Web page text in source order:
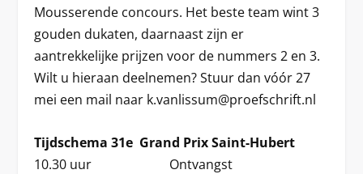
Mousserende concours. Het beste team wint 3
gouden dukaten, daarnaast zijn er
aantrekkelijke prijzen voor de nummers 2 en 3.
Wilt u hieraan deelnemen? Stuur dan vóór 27
mei een mail naar k.vanlissum@proefschrift.nl
Tijdschema 31e Grand Prix Saint-Hubert
10.30 uur Ontvangst